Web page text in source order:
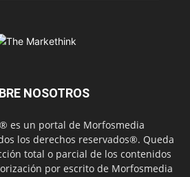
NOSOTROS
es un portal de Morfosmedia
los derechos reservados®. Queda
total o parcial de los contenidos
por escrito de Morfosmedia